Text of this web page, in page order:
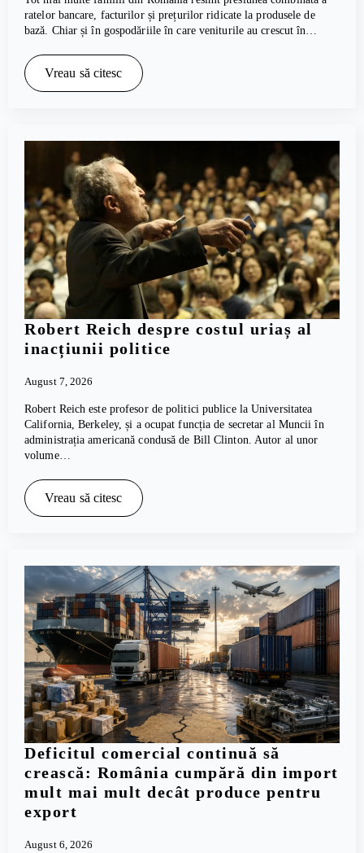
ratelor bancare, facturilor și prețurilor ridicate la produsele de
bază. Chiar și în gospodăriile în care veniturile au crescut în…
Vreau să citesc
Robert Reich despre costul uriaș al
inacțiunii politice
August 7, 2026
Robert Reich este profesor de politici publice la Universitatea
California, Berkeley, și a ocupat funcția de secretar al Muncii în
administrația americană condusă de Bill Clinton. Autor al unor
volume…
Vreau să citesc
Deficitul comercial continuă să
crească: România cumpără din import
mult mai mult decât produce pentru
export
August 6, 2026